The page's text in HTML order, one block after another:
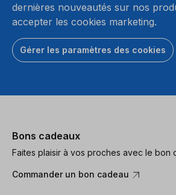
dernières nouveautés sur nos
accepter les cookies marketing.
Gérer les paramètres des cookies
Bons cadeaux
Faites plaisir à vos proches avec le bon
Commander un bon cadeau